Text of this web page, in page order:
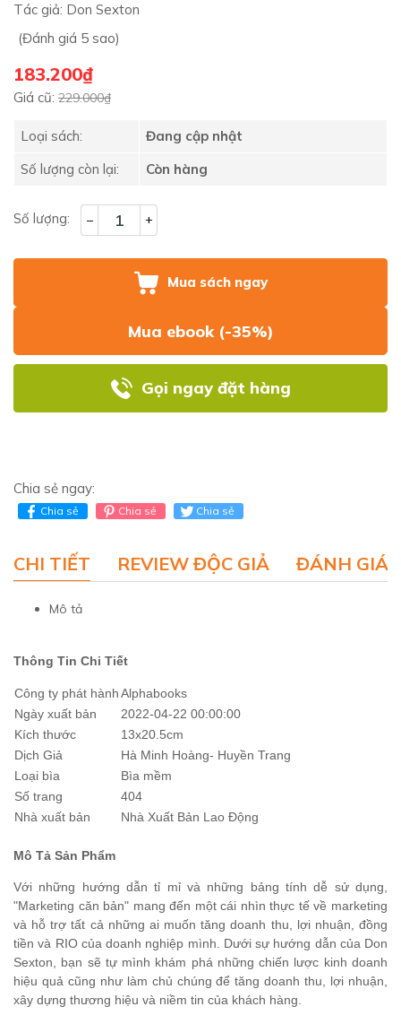
Tác giả: Don Sexton
(Đánh giá 5 sao)
183.200₫
Giá cũ: 229.000₫
Loại sách:
Đang cập nhật
Số lượng còn lại:
Còn hàng
Số lượng: – +
Mua sách ngay
Mua ebook (-35%)
Gọi ngay đặt hàng
Chia sẻ ngay:
Chia sẻ Chia sẻ Chia sẻ
CHI TIẾT REVIEW ĐỘC GIẢ ĐÁNH GIÁ
Mô tả
Thông Tin Chi Tiết
Công ty phát hànhAlphabooks
Ngày xuất bản
2022-04-22 00:00:00
Kích thước
13x20.5cm
Dịch Giả
Hà Minh Hoàng- Huyền Trang
Loại bìa
Bìa mềm
Số trang
404
Nhà xuất bản
Nhà Xuất Bản Lao Động
Mô Tả Sản Phẩm
Với những hướng dẫn tỉ mỉ và những bảng tính dễ sử dụng,
"Marketing căn bản" mang đến một cái nhìn thực tế về marketing
và hỗ trợ tất cả những ai muốn tăng doanh thu, lợi nhuận, đồng
tiền và RIO của doanh nghiệp mình. Dưới sự hướng dẫn của Don
Sexton, bạn sẽ tự mình khám phá những chiến lược kinh doanh
hiệu quả cũng như làm chủ chúng để tăng doanh thu, lợi nhuận,
xây dựng thương hiệu và niềm tin của khách hàng.